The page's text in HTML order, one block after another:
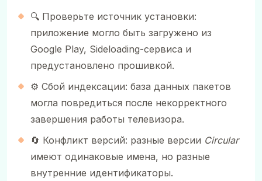
🔍 Проверьте источник установки:
приложение могло быть загружено из
Google Play, Sideloading-сервиса и
предустановлено прошивкой.
⚙️ Сбой индексации: база данных пакетов
могла повредиться после некорректного
завершения работы телевизора.
🔄 Конфликт версий: разные версии Circular
имеют одинаковые имена, но разные
внутренние идентификаторы.